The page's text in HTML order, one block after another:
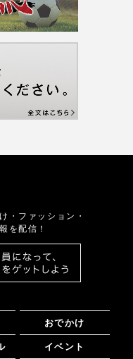
・ファッション・
を配信！
おでかけ
イベント